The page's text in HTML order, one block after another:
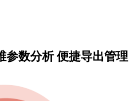
参数分析 便捷导出管理